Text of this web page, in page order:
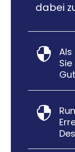
dabei

